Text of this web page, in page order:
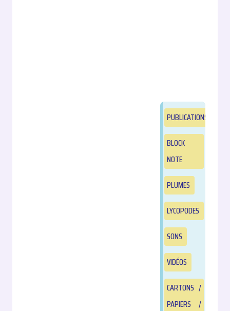
PUBLICATIONS
BLOCK
NOTE
PLUMES
LYCOPODES
SONS
VIDÉOS
CARTONS /
PAPIERS /